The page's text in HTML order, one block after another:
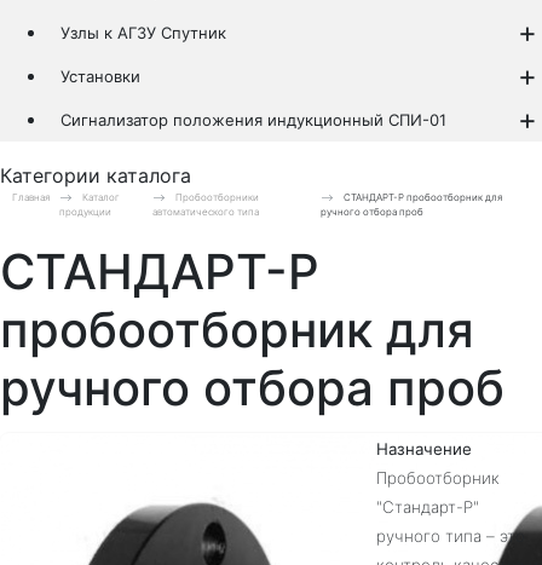
Узлы к АГЗУ Спутник
Установки
Сигнализатор положения индукционный СПИ-01
Категории каталога
Главная
Каталог
продукции
Пробоотборники
автоматического типа
СТАНДАРТ-Р пробоотборник для
ручного отбора проб
СТАНДАРТ-Р
пробоотборник для
ручного отбора проб
Назначение
Пробоотборник
"Стандарт-Р"
ручного типа – это